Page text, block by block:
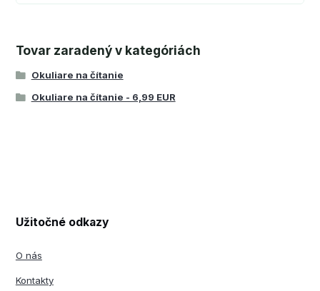
Tovar zaradený v kategóriách
Okuliare na čítanie
Okuliare na čítanie - 6,99 EUR
Užitočné odkazy
O nás
Kontakty